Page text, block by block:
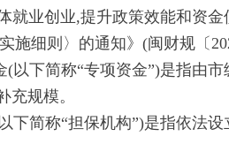
创业,提升政策效能和资金
细则〉的通知》(闽财规〔
简称“专项资金”)是指由市
充规模。
称“担保机构”)是指依法设